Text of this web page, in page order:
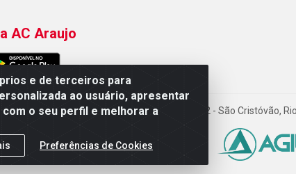
e de terceiros para
ao usuário, apresentar
o seu perfil e melhorar a
Preferências de Cookies
AC Araujo
Distribuidora - Rua Carneiro de Campos, 42 - São Cristóvão,